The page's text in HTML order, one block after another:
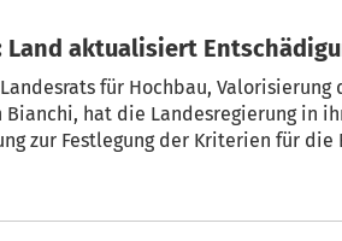
Land aktualisiert
für Hochbau, Valorisierung
Bianchi, hat die Landesregierung in
zur Festlegung der Kriterien für die
des Landesgesetzes über die